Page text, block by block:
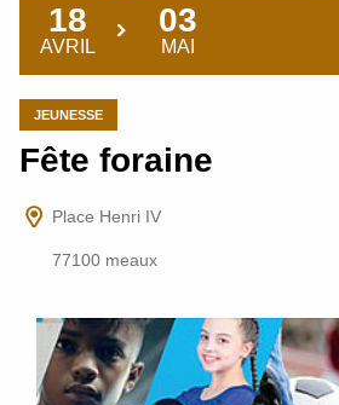
18
AVRIL
03
MAI
JEUNESSE
Fête foraine
Place Henri IV
77100 meaux